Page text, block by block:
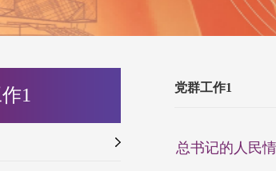
1 党群工作1
总书记的人民